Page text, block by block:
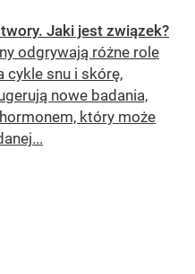
Jaki jest związek?
odgrywają różne role
cykle snu i skórę,
nowe badania,
który może